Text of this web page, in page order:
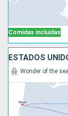
Comidas incluidas
ESTADOS
Wonder of the